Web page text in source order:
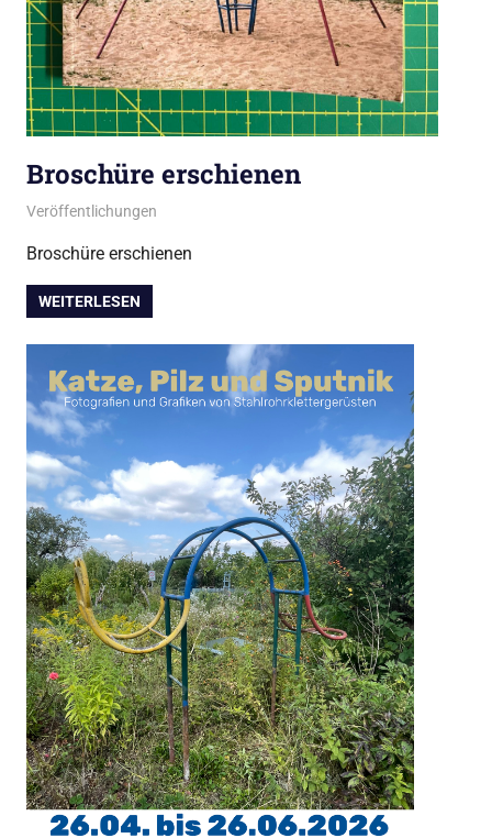
Broschüre erschienen
April 10, 2026
admin
Veröffentlichungen
Broschüre erschienen
WEITERLESEN